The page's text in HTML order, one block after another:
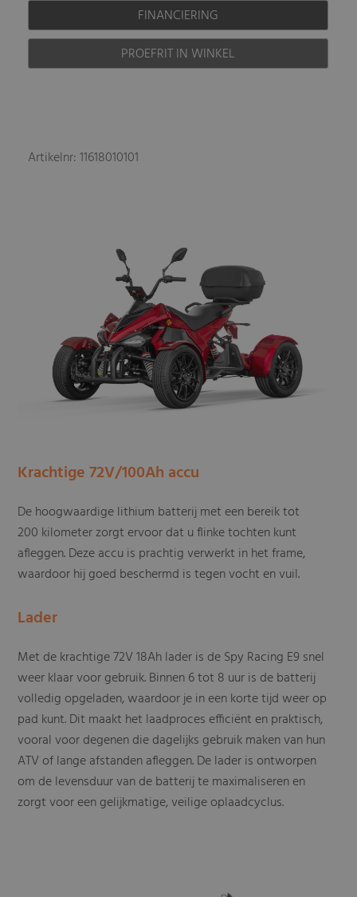
FINANCIERING
PROEFRIT IN WINKEL
Artikelnr: 11618010101
Krachtige 72V/100Ah accu
De hoogwaardige lithium batterij met een bereik tot
200 kilometer zorgt ervoor dat u flinke tochten kunt
afleggen. Deze accu is prachtig verwerkt in het frame,
waardoor hij goed beschermd is tegen vocht en vuil.
Lader
Met de krachtige 72V 18Ah lader is de Spy Racing E9 snel
weer klaar voor gebruik. Binnen 6 tot 8 uur is de batterij
volledig opgeladen, waardoor je in een korte tijd weer op
pad kunt. Dit maakt het laadproces efficiënt en praktisch,
vooral voor degenen die dagelijks gebruik maken van hun
ATV of lange afstanden afleggen. De lader is ontworpen
om de levensduur van de batterij te maximaliseren en
zorgt voor een gelijkmatige, veilige oplaadcyclus.